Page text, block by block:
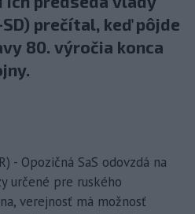
prečítal, keď pôjde
80. výročia konca
- Opozičná SaS odovzdá na
určené pre ruského
verejnosť má možnosť